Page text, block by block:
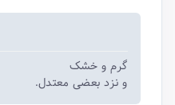
گرم و خشک
و نزد بعضی معتدل.